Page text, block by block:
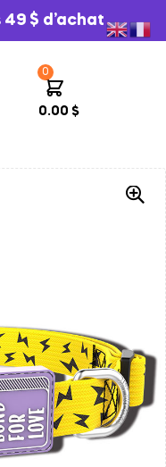
$ d’achat
0
0.00$